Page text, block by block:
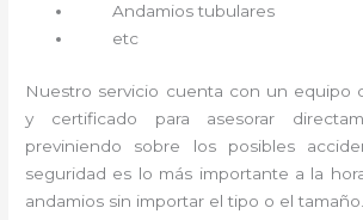
Andamios tubulares
etc
Nuestro servicio cuenta con un equipo
y certificado para asesorar
previniendo sobre los posibles
seguridad es lo más importante a la
andamios sin importar el tipo o el tamaño.